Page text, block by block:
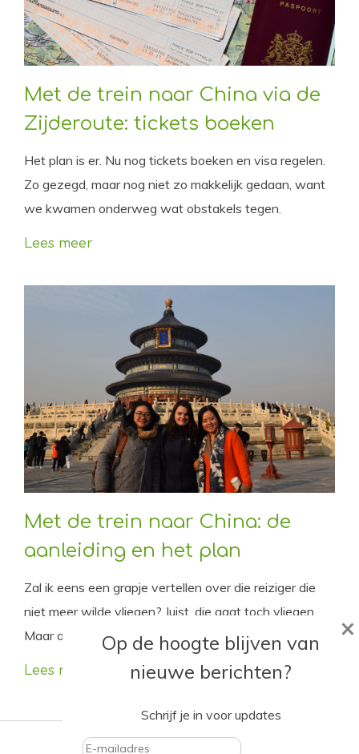
Met de trein naar China via de
Zijderoute: tickets boeken
Het plan is er. Nu nog tickets boeken en visa regelen.
Zo gezegd, maar nog niet zo makkelijk gedaan, want
we kwamen onderweg wat obstakels tegen.
Lees meer
Met de trein naar China: de
aanleiding en het plan
Zal ik eens een grapje vertellen over die reiziger die
niet meer wilde vliegen? Juist, die gaat toch vliegen.
Maar ook met de trein. Naar China!
Lees meer
Op de hoogte blijven van
nieuwe berichten?
Schrijf je in voor updates
×